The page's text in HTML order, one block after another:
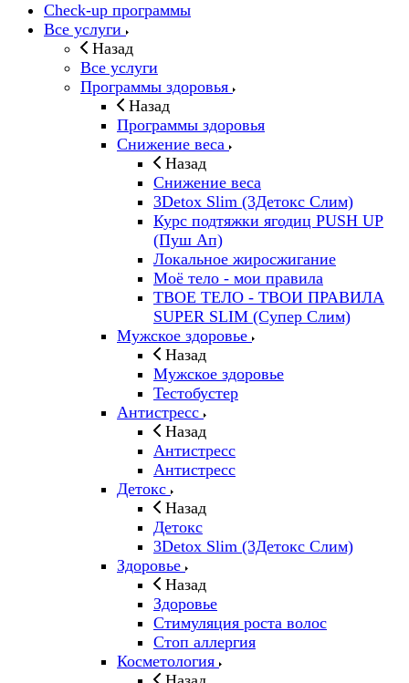
Check-up программы
Все услуги
Назад
Все услуги
Программы здоровья
Назад
Программы здоровья
Снижение веса
Назад
Снижение веса
3Detox Slim (3Детокс Слим)
Курс подтяжки ягодиц PUSH UP
(Пуш Ап)
Локальное жиросжигание
Моё тело - мои правила
ТВОЕ ТЕЛО - ТВОИ ПРАВИЛА
SUPER SLIM (Супер Слим)
Мужское здоровье
Назад
Мужское здоровье
Тестобустер
Антистресс
Назад
Антистресс
Антистресс
Детокс
Назад
Детокс
3Detox Slim (3Детокс Слим)
Здоровье
Назад
Здоровье
Стимуляция роста волос
Стоп аллергия
Косметология